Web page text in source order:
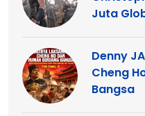
Juta
Denny
Cheng
Bangsa